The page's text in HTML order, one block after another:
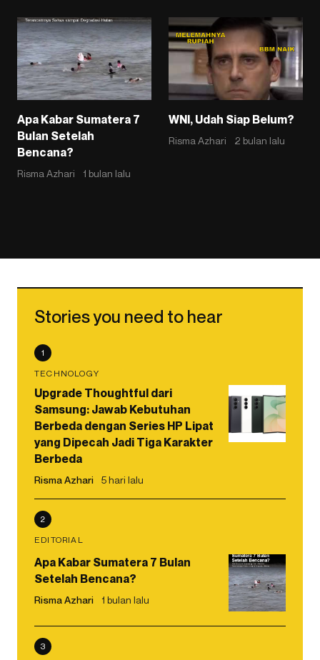
Apa Kabar Sumatera 7
Bulan Setelah
Bencana?
Risma Azhari 1 bulan lalu
WNI, Udah Siap Belum?
Risma Azhari 2 bulan lalu
Stories you need to hear
1
TECHNOLOGY
Upgrade Thoughtful dari
Samsung: Jawab Kebutuhan
Berbeda dengan Series HP Lipat
yang Dipecah Jadi Tiga Karakter
Berbeda
Risma Azhari 5 hari lalu
2
EDITORIAL
Apa Kabar Sumatera 7 Bulan
Setelah Bencana?
Risma Azhari 1 bulan lalu
3